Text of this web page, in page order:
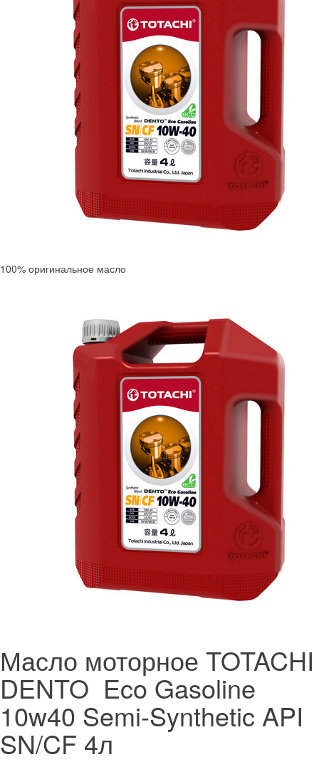
100% оригинальное масло
Масло моторное TOTACHI
DENTO Eco Gasoline
10w40 Semi-Synthetic API
SN/CF 4л